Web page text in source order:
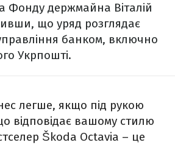
Фонду держмайна Віталій
що уряд розглядає
управління банком, включно
Укрпошті.
легше, якщо під рукою
відповідає вашому стилю
Škoda Octavia – це